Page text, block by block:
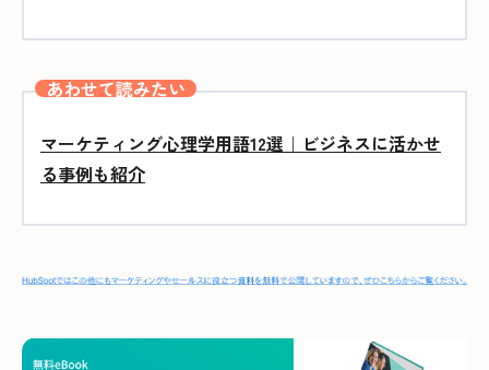
あわせて読みたい
マーケティング心理学用語12選｜ビジネスに活かせ
る事例も紹介